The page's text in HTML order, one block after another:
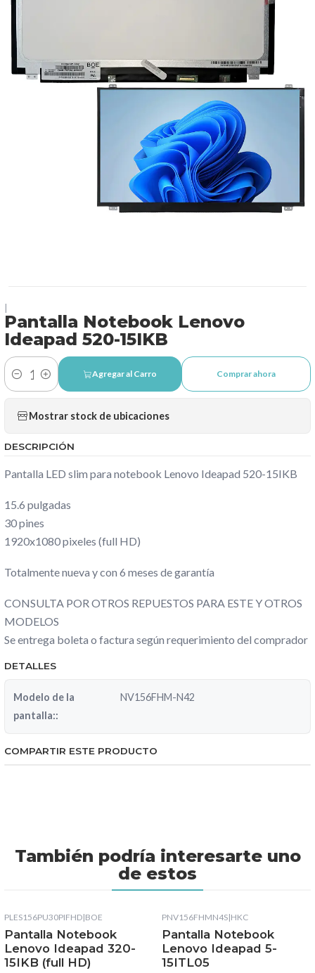
Pantalla Notebook Lenovo
Ideapad 520-15IKB
Cantidad
Agregar al Carro Comprar ahora
Mostrar stock de ubicaciones
DESCRIPCIÓN
Pantalla LED slim para notebook Lenovo Ideapad 520-15IKB
15.6 pulgadas
30 pines
1920x1080 pixeles (full HD)
Totalmente nueva y con 6 meses de garantía
CONSULTA POR OTROS REPUESTOS PARA ESTE Y OTROS
MODELOS
Se entrega boleta o factura según requerimiento del comprador
DETALLES
Modelo de la
pantalla::
NV156FHM-N42
COMPARTIR ESTE PRODUCTO
También podría interesarte uno
de estos
PLES156PU30PIFHD|BOE
Pantalla Notebook
Lenovo Ideapad 320-
15IKB (full HD)
PNV156FHMN4S|HKC
Pantalla Notebook
Lenovo Ideapad 5-
15ITL05